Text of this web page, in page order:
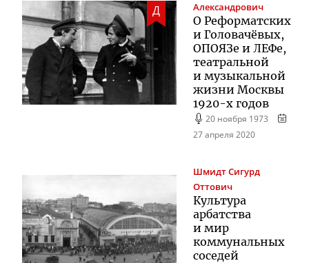
Д
Александрович
О Реформатских
и Головачёвых,
ОПОЯЗе и ЛЕФе,
театральной
и музыкальной
жизни Москвы
1920-х годов
20 ноября 1973
27 апреля 2020
ШмидтСигурд
Оттович
Культура
арбатства
и мир
коммунальных
соседей